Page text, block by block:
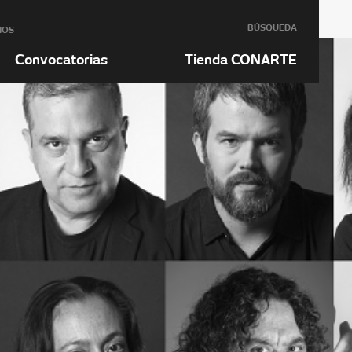
BÚSQUEDA
Convocatorias Tienda CONARTE